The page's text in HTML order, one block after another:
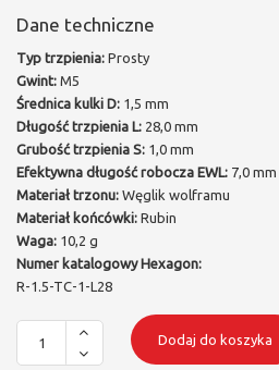
Dane techniczne
Typ trzpienia: Prosty
Gwint: M5
Średnica kulki D: 1,5 mm
Długość trzpienia L: 28,0 mm
Grubość trzpienia S: 1,0 mm
Efektywna długość robocza EWL: 7,0 mm
Materiał trzonu: Węglik wolframu
Materiał końcówki: Rubin
Waga: 10,2 g
Numer katalogowy Hexagon:
R-1.5-TC-1-L28
Dodaj do koszyka